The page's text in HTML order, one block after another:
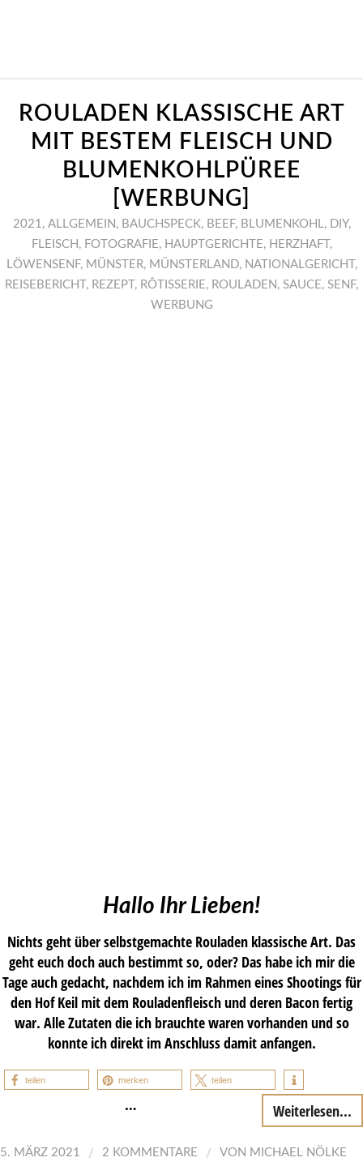
ROULADEN KLASSISCHE ART
MIT BESTEM FLEISCH UND
BLUMENKOHLPÜREE
[WERBUNG]
2021, ALLGEMEIN , BAUCHSPECK, BEEF, BLUMENKOHL, DIY,
FLEISCH , FOTOGRAFIE, HAUPTGERICHTE, HERZHAFT ,
LÖWENSENF, MÜNSTER, MÜNSTERLAND, NATIONALGERICHT ,
REISEBERICHT , REZEPT , RÔTISSERIE, ROULADEN , SAUCE, SENF,
WERBUNG
Hallo Ihr Lieben!
Nichts geht über selbstgemachte Rouladen klassische Art. Das
geht euch doch auch bestimmt so, oder? Das habe ich mir die
Tage auch gedacht, nachdem ich im Rahmen eines Shootings für
den Hof Keil mit dem Rouladenfleisch und deren Bacon fertig
war. Alle Zutaten die ich brauchte waren vorhanden und so
konnte ich direkt im Anschluss damit anfangen.
teilen merken teilen
… Weiterlesen...
5. MÄRZ 2021 / 2 KOMMENTARE / VON MICHAEL NÖLKE